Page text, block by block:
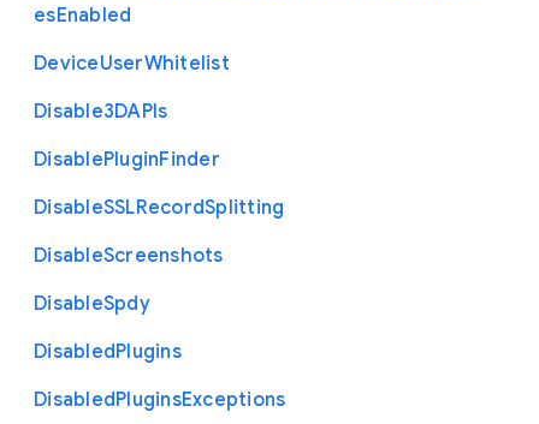
esEnabled
DeviceUserWhitelist
Disable3DAPIs
DisablePluginFinder
DisableSSLRecordSplitting
DisableScreenshots
DisableSpdy
DisabledPlugins
DisabledPluginsExceptions